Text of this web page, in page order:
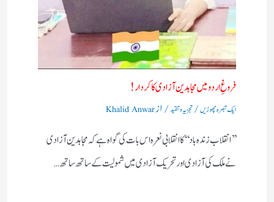
فروغِ اردو میں مجاہدین آزادی کا کردار!
ایک تبصرہ چھوڑیں/تجزیہ و تنقید/ ازKhalid Anwar
’’انقلاب زندہ باد‘‘کا انقلابی نعرہ اس بات کی گواہ ہے کہ مجاہدین آزادی
نے ملک کی آزادی اور تحریک آزادی میں شمولیت کے ساتھ ساتھ…